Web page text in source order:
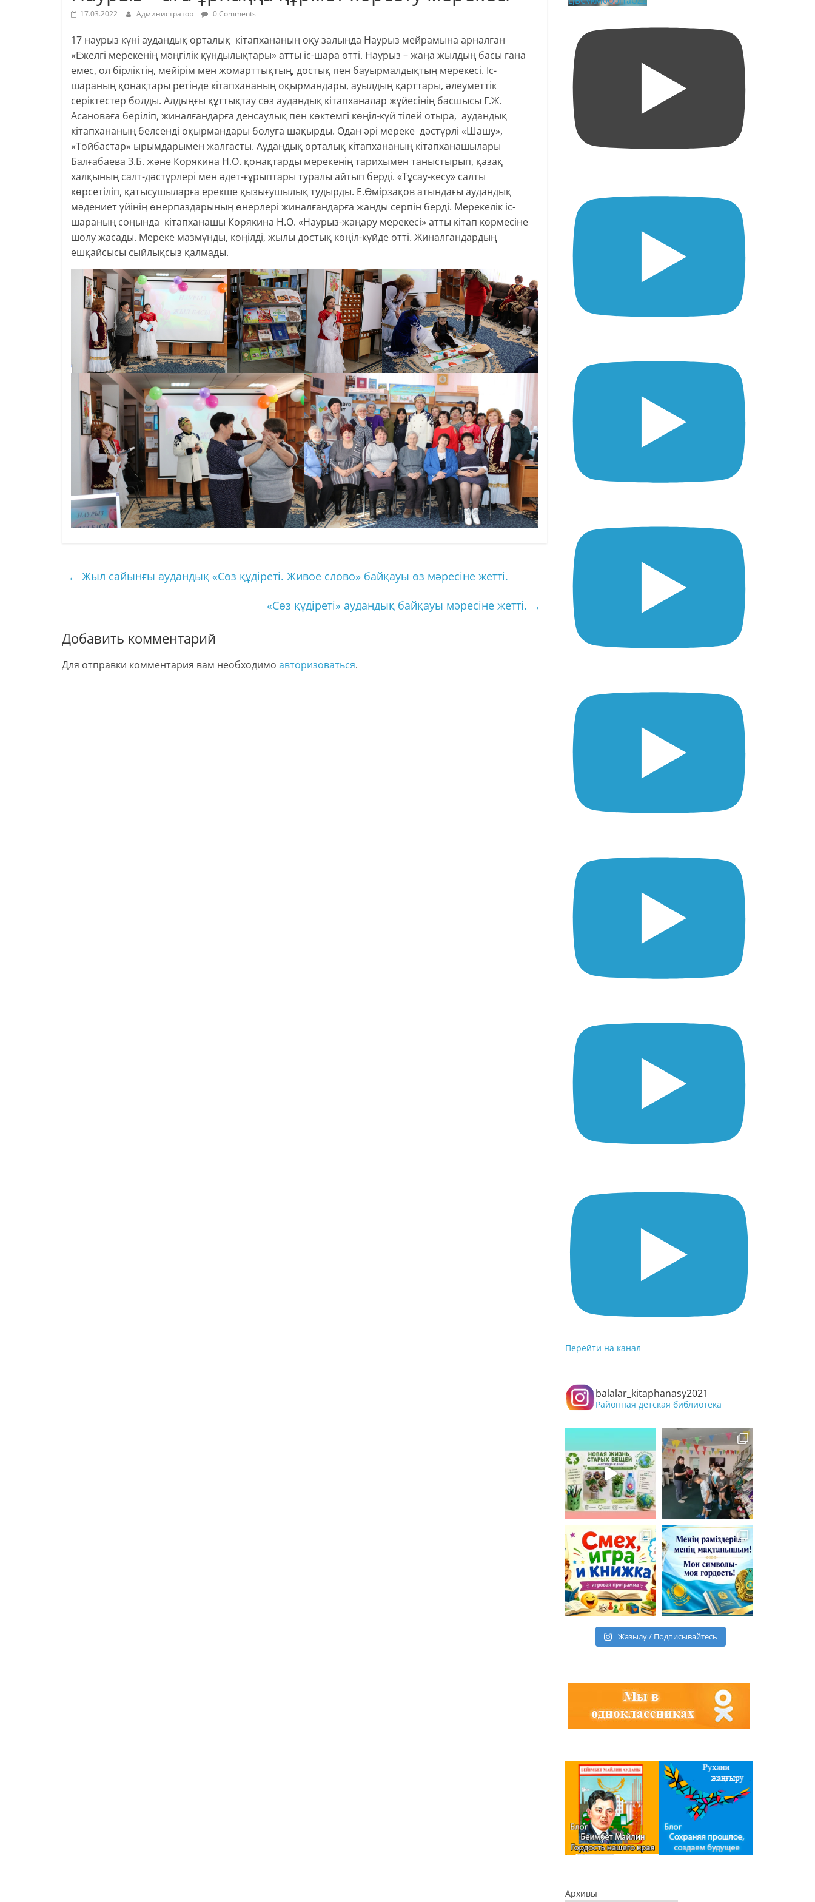
17.03.2022 Администратор 0 Comments
17 наурыз күні аудандық орталық кітапхананың оқу залында Наурыз мейрамына арналған
«Ежелгі мерекенің мәңгілік құндылықтары» атты іс-шара өтті. Наурыз – жаңа жылдың басы ғана
емес, ол бірліктің, мейірім мен жомарттықтың, достық пен бауырмалдықтың мерекесі. Іс-
шараның қонақтары ретінде кітапхананың оқырмандары, ауылдың қарттары, әлеуметтік
серіктестер болды. Алдыңғы құттықтау сөз аудандық кітапханалар жүйесінің басшысы Г.Ж.
Асановаға беріліп, жиналғандарға денсаулық пен көктемгі көңіл-күй тілей отыра, аудандық
кітапхананың белсенді оқырмандары болуға шақырды. Одан әрі мереке дәстүрлі «Шашу»,
«Тойбастар» ырымдарымен жалғасты. Аудандық орталық кітапхананың кітапханашылары
Балғабаева З.Б. және Корякина Н.О. қонақтарды мерекенің тарихымен таныстырып, қазақ
халқының салт-дәстүрлері мен әдет-ғұрыптары туралы айтып берді. «Тұсау-кесу» салты
көрсетіліп, қатысушыларға ерекше қызығушылық тудырды. Е.Өмірзақов атындағы аудандық
мәдениет үйінің өнерпаздарының өнерлері жиналғандарға жанды серпін берді. Мерекелік іс-
шараның соңында кітапханашы Корякина Н.О. «Наурыз-жаңару мерекесі» атты кітап көрмесіне
шолу жасады. Мереке мазмұнды, көңілді, жылы достық көңіл-күйде өтті. Жиналғандардың
ешқайсысы сыйлықсыз қалмады.
← Жыл сайынғы аудандық «Сөз құдіреті. Живое слово» байқауы өз мәресіне жетті.
«Сөз құдіреті» аудандық байқауы мәресіне жетті. →
Добавить комментарий
Для отправки комментария вам необходимо авторизоваться.
Перейти на канал
balalar_kitaphanasy2021
Районная детская библиотека
Жазылу / Подписывайтесь
Архивы